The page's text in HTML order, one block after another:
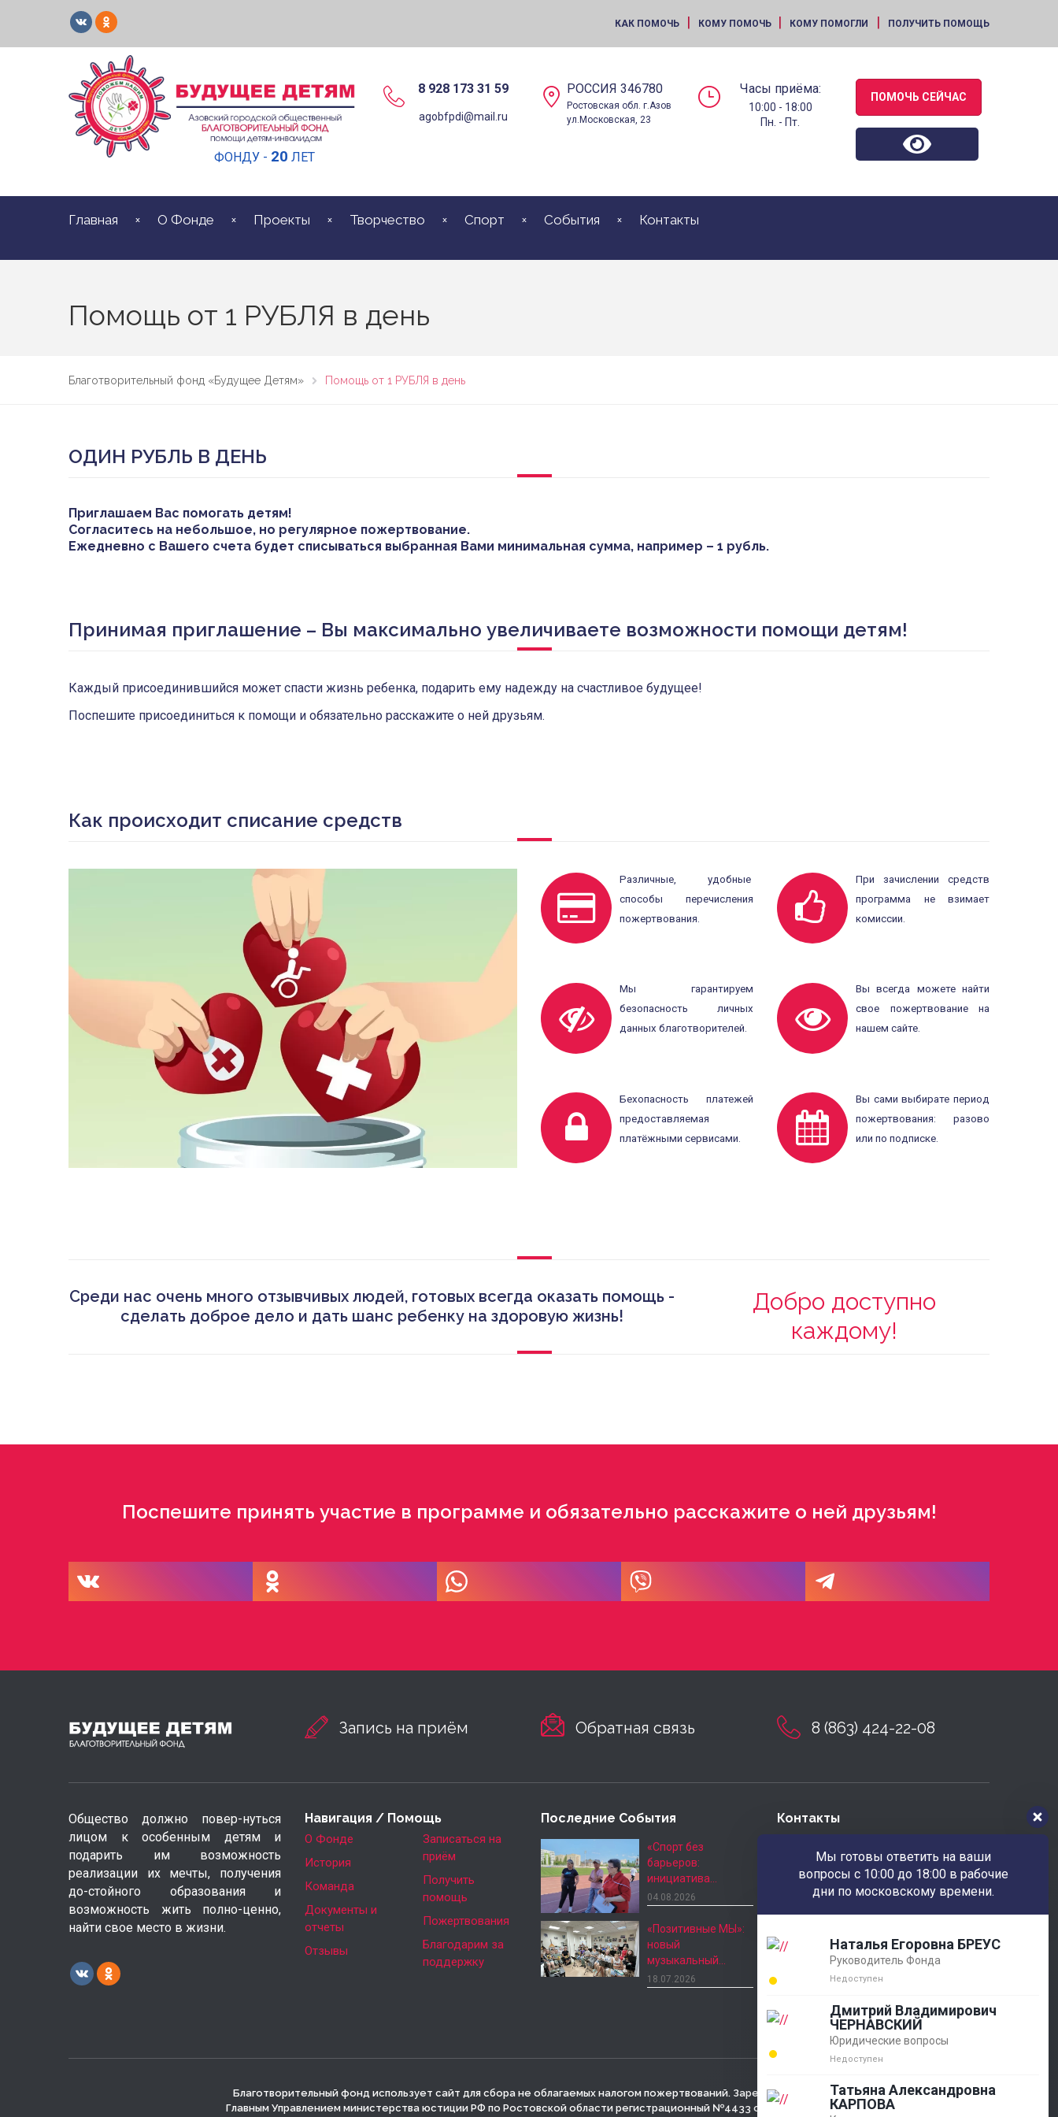
КАК ПОМОЧЬ | КОМУ ПОМОЧЬ | КОМУ ПОМОГЛИ | ПОЛУЧИТЬ ПОМОЩЬ
ФОНДУ - 20 ЛЕТ
8 928 173 31 59
agobfpdi@mail.ru
РОССИЯ 346780
Ростовская обл. г.Азов
ул.Московская, 23
Часы приёма:
10:00 - 18:00
Пн. - Пт.
ПОМОЧЬ СЕЙЧАС
Главная О Фонде Проекты Творчество Спорт События Контакты
Помощь от 1 РУБЛЯ в день
Благотворительный фонд «Будущее Детям» Помощь от 1 РУБЛЯ в день
ОДИН РУБЛЬ В ДЕНЬ
Приглашаем Вас помогать детям!
Согласитесь на небольшое, но регулярное пожертвование.
Ежедневно с Вашего счета будет списываться выбранная Вами минимальная сумма, например – 1 рубль.
Принимая приглашение – Вы максимально увеличиваете возможности помощи детям!
Каждый присоединившийся может спасти жизнь ребенка, подарить ему надежду на счастливое будущее!
Поспешите присоединиться к помощи и обязательно расскажите о ней друзьям.
Как происходит списание средств
Различные, удобные
способы перечисления
пожертвования.
При зачислении средств
программа не взимает
комиссии.
Мы гарантируем
безопасность личных
данных благотворителей.
Вы всегда можете найти
свое пожертвование на
нашем сайте.
Бехопасность платежей
предоставляемая
платёжными сервисами.
Вы сами выбирате период
пожертвования: разово
или по подписке.
Среди нас очень много отзывчивых людей, готовых всегда оказать помощь -
сделать доброе дело и дать шанс ребенку на здоровую жизнь!
Добро доступно
каждому!
Поспешите принять участие в программе и обязательно расскажите о ней друзьям!
Запись на приём Обратная связь 8 (863) 424-22-08
Общество должно повер-нуться
лицом к особенным детям и
подарить им возможность
реализации их мечты, получения
до-стойного образования и
возможность жить полно-ценно,
найти свое место в жизни.
Навигация / Помощь
О Фонде
История
Команда
Документы и
отчеты
Отзывы
Записаться на
приём
Получить
помощь
Пожертвования
Благодарим за
поддержку
Последние События
«Спорт без
барьеров:
инициатива…
04.08.2026
«Позитивные МЫ»:
новый
музыкальный…
18.07.2026
Контакты
РОССИЯ 346780 Ростовская обл.
г.Азов ул.Московская, 23
Пн. - Пт.: 10:00 - 18:00
8 (863) 424-22-08
agobfpdi@mail.ru
Благотворительный фонд использует сайт для сбора не облагаемых налогом пожертвований. Зарегистрирован
Главным Управлением министерства юстиции РФ по Ростовской области регистрационный №4433 от 05.03.2001г.,
Мы готовы ответить на ваши
вопросы с 10:00 до 18:00 в рабочие
дни по московскому времени.
Наталья Егоровна БРЕУС
Руководитель Фонда
Недоступен
Дмитрий Владимирович
ЧЕРНАВСКИЙ
Юридические вопросы
Недоступен
Татьяна Александровна
КАРПОВА